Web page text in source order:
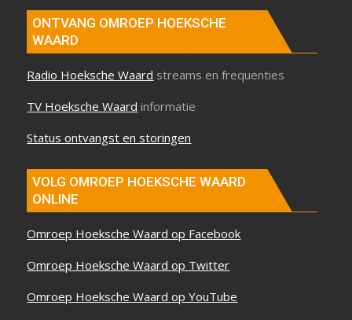
ONTVANG OMROEP HOEKSCHE
WAARD
Radio Hoeksche Waard streams en frequenties
TV Hoeksche Waard informatie
Status ontvangst en storingen
VOLG OMROEP HOEKSCHE WAARD
ONLINE
Omroep Hoeksche Waard op Facebook
Omroep Hoeksche Waard op Twitter
Omroep Hoeksche Waard op YouTube